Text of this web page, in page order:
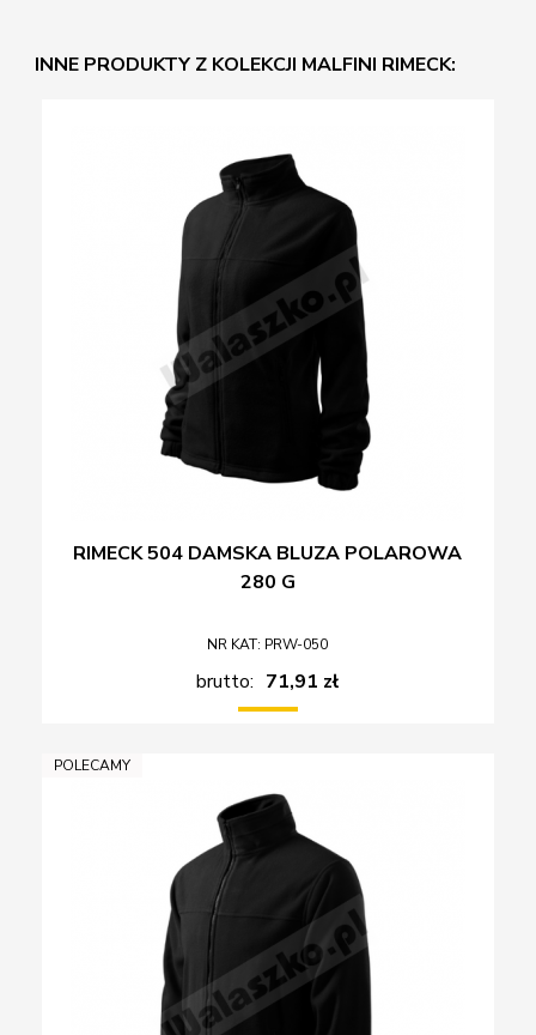
INNE PRODUKTY Z KOLEKCJI MALFINI RIMECK:
RIMECK 504 DAMSKA BLUZA POLAROWA
280 G
NR KAT: PRW-050
brutto: 71,91 zł
POLECAMY